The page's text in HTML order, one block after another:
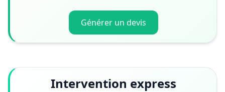
Générer un devis
Intervention express